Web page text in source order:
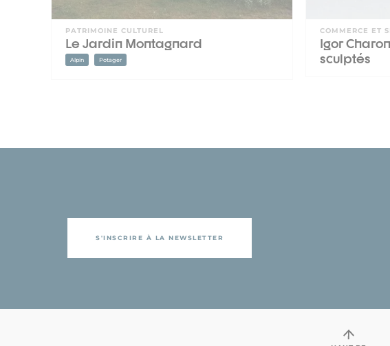
PATRIMOINE CULTUREL
Le Jardin Montagnard
Alpin Potager
COMMERCE ET
Igor
sculptés
S'INSCRIRE À LA NEWSLETTER